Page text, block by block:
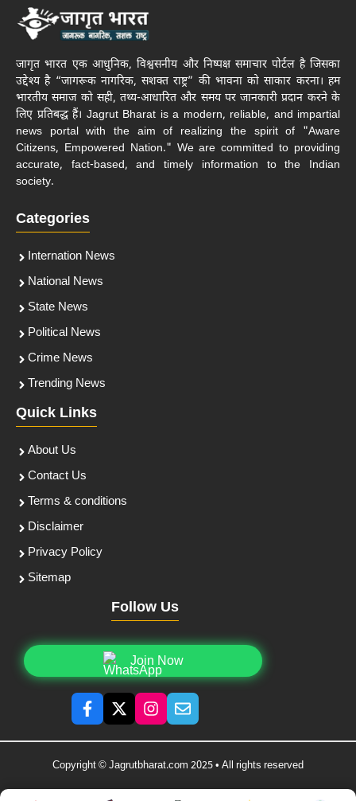
जागृत भारत एक आधुनिक, विश्वसनीय और निष्पक्ष समाचार पोर्टल है जिसका
उद्देश्य है “जागरूक नागरिक, सशक्त राष्ट्र” की भावना को साकार करना। हम
भारतीय समाज को सही, तथ्य-आधारित और समय पर जानकारी प्रदान करने के
लिए प्रतिबद्ध हैं। Jagrut Bharat is a modern, reliable, and impartial
news portal with the aim of realizing the spirit of "Aware
Citizens, Empowered Nation." We are committed to providing
accurate, fact-based, and timely information to the Indian
society.
Categories
Internation News
National News
State News
Political News
Crime News
Trending News
Quick Links
About Us
Contact Us
Terms & conditions
Disclaimer
Privacy Policy
Sitemap
Follow Us
Join Now
Copyright © Jagrutbharat.com 2025 • All rights reserved